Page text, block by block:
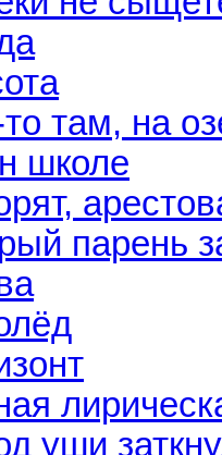
там, на
школе
парень
уши